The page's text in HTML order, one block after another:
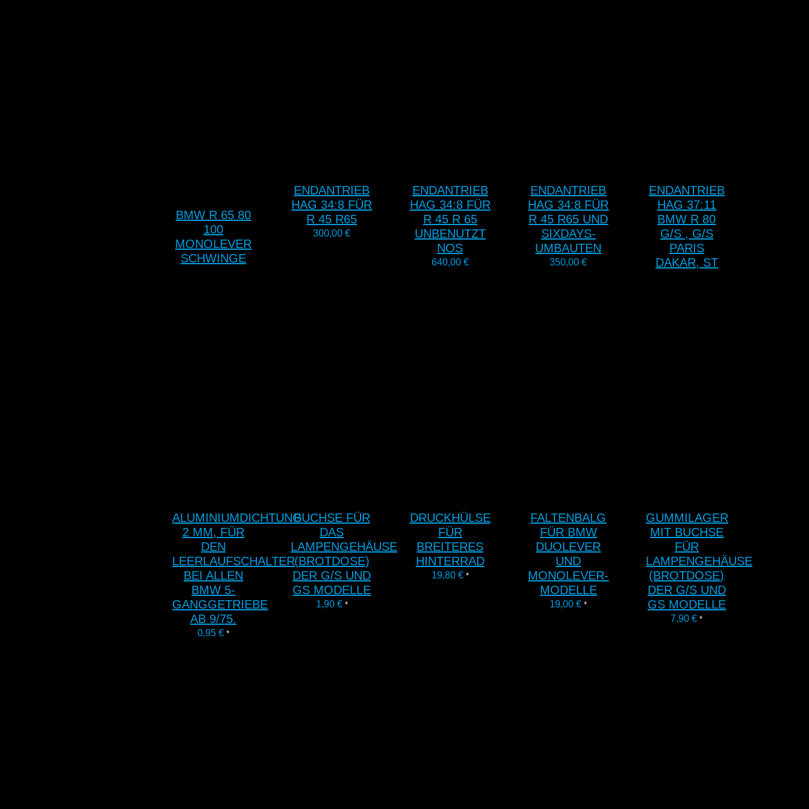
BMW R 65 80
100
MONOLEVER
SCHWINGE
ENDANTRIEB
HAG 34:8 FÜR
R 45 R65
300,00€
ENDANTRIEB
HAG 34:8 FÜR
R 45 R 65
UNBENUTZT
NOS
640,00 €
ENDANTRIEB
HAG 34:8 FÜR
R 45 R65 UND
SIXDAYS-
UMBAUTEN
350,00€
ENDANTRIEB
HAG 37:11
BMW R 80
G/S , G/S
PARIS
DAKAR, ST
ALUMINIUMDICHTUNG
2 MM, FÜR
DEN
LEERLAUFSCHALTER
BEI ALLEN
BMW 5-
GANGGETRIEBE
AB 9/75.
0,95€ *
BUCHSE FÜR
DAS
LAMPENGEHÄUSE
(BROTDOSE)
DER G/S UND
GS MODELLE
1,90 € *
DRUCKHÜLSE
FÜR
BREITERES
HINTERRAD
19,80 € *
FALTENBALG
FÜR BMW
DUOLEVER
UND
MONOLEVER-
MODELLE
19,00€ *
GUMMILAGER
MIT BUCHSE
FÜR
LAMPENGEHÄUSE
(BROTDOSE)
DER G/S UND
GS MODELLE
7,90€ *